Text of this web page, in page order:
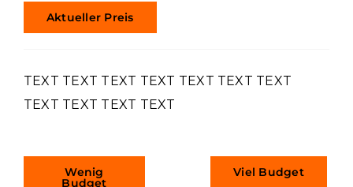
Aktueller Preis
TEXT TEXT TEXT TEXT TEXT TEXT TEXT
TEXT TEXT TEXT TEXT
Wenig
Budget
Viel Budget